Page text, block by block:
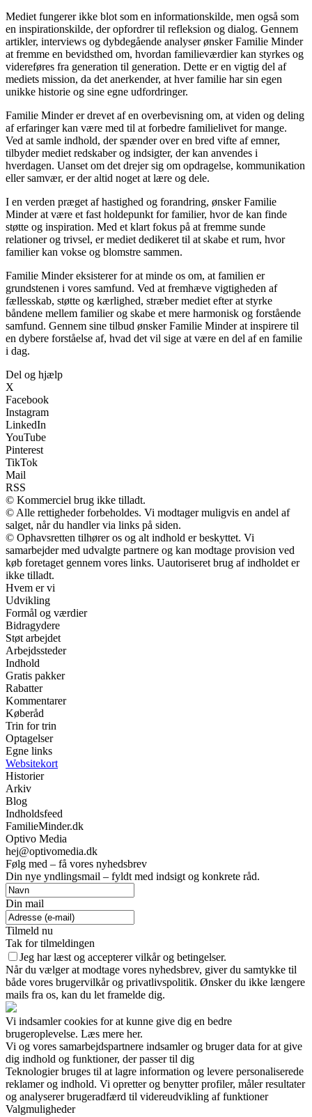
Mediet fungerer ikke blot som en informationskilde, men også som
en inspirationskilde, der opfordrer til refleksion og dialog. Gennem
artikler, interviews og dybdegående analyser ønsker Familie Minder
at fremme en bevidsthed om, hvordan familieværdier kan styrkes og
videreføres fra generation til generation. Dette er en vigtig del af
mediets mission, da det anerkender, at hver familie har sin egen
unikke historie og sine egne udfordringer.
Familie Minder er drevet af en overbevisning om, at viden og deling
af erfaringer kan være med til at forbedre familielivet for mange.
Ved at samle indhold, der spænder over en bred vifte af emner,
tilbyder mediet redskaber og indsigter, der kan anvendes i
hverdagen. Uanset om det drejer sig om opdragelse, kommunikation
eller samvær, er der altid noget at lære og dele.
I en verden præget af hastighed og forandring, ønsker Familie
Minder at være et fast holdepunkt for familier, hvor de kan finde
støtte og inspiration. Med et klart fokus på at fremme sunde
relationer og trivsel, er mediet dedikeret til at skabe et rum, hvor
familier kan vokse og blomstre sammen.
Familie Minder eksisterer for at minde os om, at familien er
grundstenen i vores samfund. Ved at fremhæve vigtigheden af
fællesskab, støtte og kærlighed, stræber mediet efter at styrke
båndene mellem familier og skabe et mere harmonisk og forstående
samfund. Gennem sine tilbud ønsker Familie Minder at inspirere til
en dybere forståelse af, hvad det vil sige at være en del af en familie
i dag.
Del og hjælp
X
Facebook
Instagram
LinkedIn
YouTube
Pinterest
TikTok
Mail
RSS
© Kommerciel brug ikke tilladt.
© Alle rettigheder forbeholdes. Vi modtager muligvis en andel af
salget, når du handler via links på siden.
© Ophavsretten tilhører os og alt indhold er beskyttet. Vi
samarbejder med udvalgte partnere og kan modtage provision ved
køb foretaget gennem vores links. Uautoriseret brug af indholdet er
ikke tilladt.
Hvem er vi
Udvikling
Formål og værdier
Bidragydere
Støt arbejdet
Arbejdssteder
Indhold
Gratis pakker
Rabatter
Kommentarer
Køberåd
Trin for trin
Optagelser
Egne links
Websitekort
Historier
Arkiv
Blog
Indholdsfeed
FamilieMinder.dk
Optivo Media
hej@optivomedia.dk
Følg med – få vores nyhedsbrev
Din nye yndlingsmail – fyldt med indsigt og konkrete råd.
Din mail
Tilmeld nu
Tak for tilmeldingen
Jeg har læst og accepterer vilkår og betingelser.
Når du vælger at modtage vores nyhedsbrev, giver du samtykke til
både vores brugervilkår og privatlivspolitik. Ønsker du ikke længere
mails fra os, kan du let framelde dig.
Vi indsamler cookies for at kunne give dig en bedre
brugeroplevelse. Læs mere her.
Vi og vores samarbejdspartnere indsamler og bruger data for at give
dig indhold og funktioner, der passer til dig
Teknologier bruges til at lagre information og levere personaliserede
reklamer og indhold. Vi opretter og benytter profiler, måler resultater
og analyserer brugeradfærd til videreudvikling af funktioner
Valgmuligheder